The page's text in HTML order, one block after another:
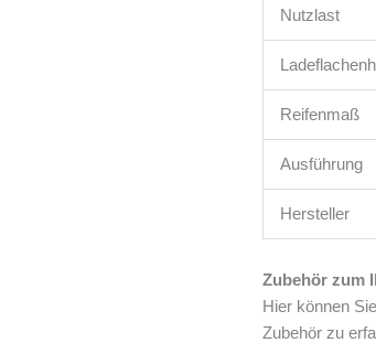
Nutzlast
Reifenmaß
Ausführung
Hersteller
Zubehör zum
Hier können
Zubehör zu